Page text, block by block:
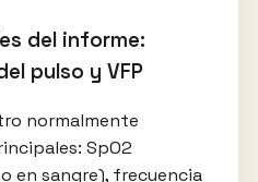
del informe:
pulso y VFP
normalmente
SpO2
en sangre), frecuencia